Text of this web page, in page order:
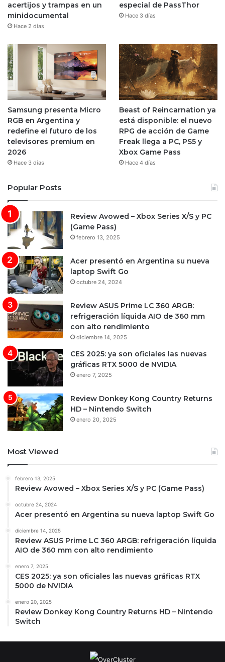
acertijos y trampas en un
minidocumental
Hace 2 días
especial de PassThor
Hace 3 días
Samsung presenta Micro
RGB en Argentina y
redefine el futuro de los
televisores premium en
2026
Hace 3 días
Beast of Reincarnation ya
está disponible: el nuevo
RPG de acción de Game
Freak llega a PC, PS5 y
Xbox Game Pass
Hace 4 días
Popular Posts
Review Avowed – Xbox Series X/S y PC
(Game Pass)
febrero 13, 2025
Acer presentó en Argentina su nueva
laptop Swift Go
octubre 24, 2024
Review ASUS Prime LC 360 ARGB:
refrigeración líquida AIO de 360 mm
con alto rendimiento
diciembre 14, 2025
CES 2025: ya son oficiales las nuevas
gráficas RTX 5000 de NVIDIA
enero 7, 2025
Review Donkey Kong Country Returns
HD – Nintendo Switch
enero 20, 2025
Most Viewed
febrero 13, 2025
Review Avowed – Xbox Series X/S y PC (Game Pass)
octubre 24, 2024
Acer presentó en Argentina su nueva laptop Swift Go
diciembre 14, 2025
Review ASUS Prime LC 360 ARGB: refrigeración líquida
AIO de 360 mm con alto rendimiento
enero 7, 2025
CES 2025: ya son oficiales las nuevas gráficas RTX
5000 de NVIDIA
enero 20, 2025
Review Donkey Kong Country Returns HD – Nintendo
Switch